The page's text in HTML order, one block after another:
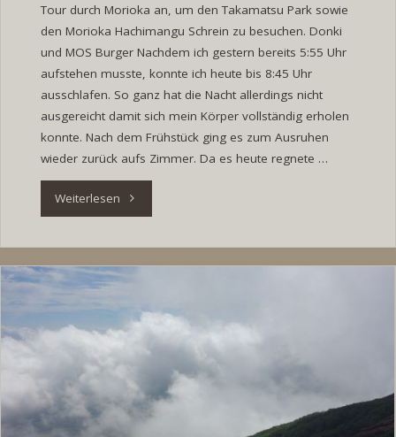
Tour durch Morioka an, um den Takamatsu Park sowie
den Morioka Hachimangu Schrein zu besuchen. Donki
und MOS Burger Nachdem ich gestern bereits 5:55 Uhr
aufstehen musste, konnte ich heute bis 8:45 Uhr
ausschlafen. So ganz hat die Nacht allerdings nicht
ausgereicht damit sich mein Körper vollständig erholen
konnte. Nach dem Frühstück ging es zum Ausruhen
wieder zurück aufs Zimmer. Da es heute regnete …
Weiterlesen"Tag
Takamatsu
Hachimangu